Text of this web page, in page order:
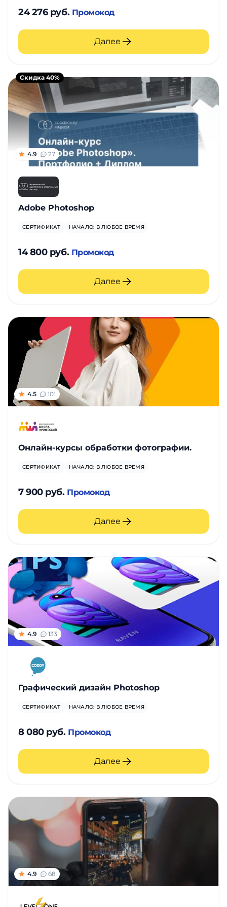
24 276 руб. Промокод
Далее
4.9 27
Adobe Photoshop
СЕРТИФИКАТ НАЧАЛО: В ЛЮБОЕ ВРЕМЯ
14 800 руб. Промокод
Далее
Скидка 40%
4.5 101
Онлайн-курсы обработки фотографии.
СЕРТИФИКАТ НАЧАЛО: В ЛЮБОЕ ВРЕМЯ
7 900 руб. Промокод
Далее
4.9 133
Графический дизайн Photoshop
СЕРТИФИКАТ НАЧАЛО: В ЛЮБОЕ ВРЕМЯ
8 080 руб. Промокод
Далее
4.9 68